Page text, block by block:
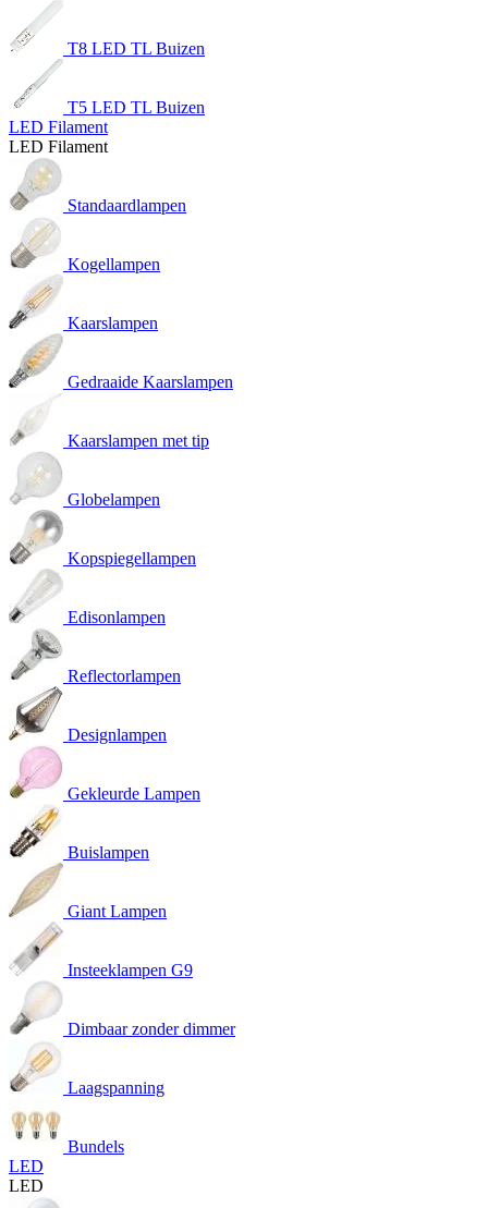
T8 LED TL Buizen
T5 LED TL Buizen
LED Filament
LED Filament
Standaardlampen
Kogellampen
Kaarslampen
Gedraaide Kaarslampen
Kaarslampen met tip
Globelampen
Kopspiegellampen
Edisonlampen
Reflectorlampen
Designlampen
Gekleurde Lampen
Buislampen
Giant Lampen
Insteeklampen G9
Dimbaar zonder dimmer
Laagspanning
Bundels
LED
LED